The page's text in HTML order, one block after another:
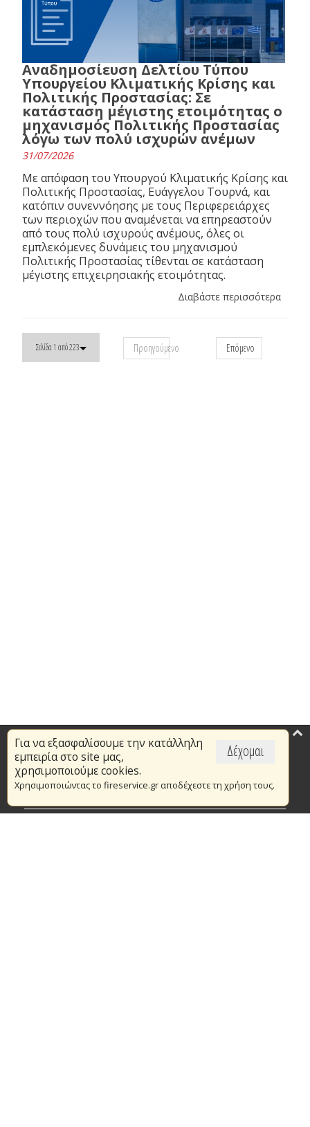
Αναδημοσίευση Δελτίου Τύπου
Υπουργείου Κλιματικής Κρίσης και
Πολιτικής Προστασίας: Σε
κατάσταση μέγιστης ετοιμότητας ο
μηχανισμός Πολιτικής Προστασίας
λόγω των πολύ ισχυρών ανέμων
31/07/2026
Με απόφαση του Υπουργού Κλιματικής Κρίσης και
Πολιτικής Προστασίας, Ευάγγελου Τουρνά, και
κατόπιν συνεννόησης με τους Περιφερειάρχες
των περιοχών που αναμένεται να επηρεαστούν
από τους πολύ ισχυρούς ανέμους, όλες οι
εμπλεκόμενες δυνάμεις του μηχανισμού
Πολιτικής Προστασίας τίθενται σε κατάσταση
μέγιστης επιχειρησιακής ετοιμότητας.
Διαβάστε περισσότερα
Σελίδα 1 από 223 Προηγούμενο Επόμενο
Δέχομαι
Για να εξασφαλίσουμε την κατάλληλη
εμπειρία στο site μας,
χρησιμοποιούμε cookies.
Χρησιμοποιώντας το fireservice.gr αποδέχεστε τη χρήση τους.
Επικαιρότητα
Το Πυροσβεστικό Σώμα